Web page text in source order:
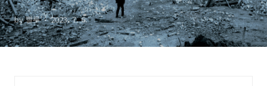
by 빨루 2023. 7. 6.